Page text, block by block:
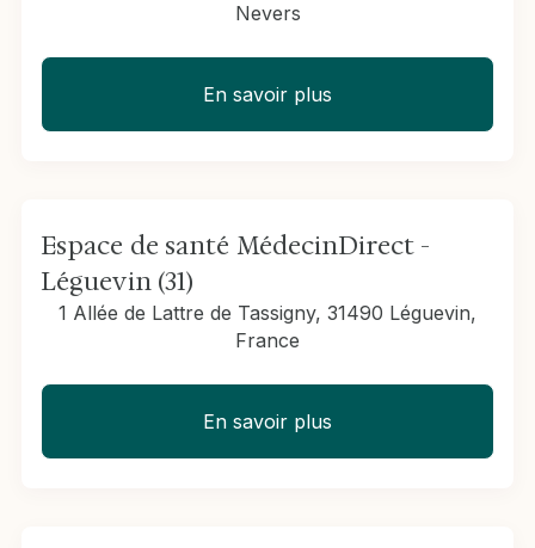
Nevers
En savoir plus
Espace de santé MédecinDirect -
Léguevin (31)
1 Allée de Lattre de Tassigny, 31490 Léguevin,
France
En savoir plus